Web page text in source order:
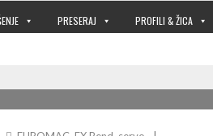
PRESERAJ PROFILI & ŽICA